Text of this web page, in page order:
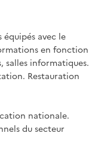
équipés avec le
en fonction
salles informatiques.
Restauration
nationale.
du secteur